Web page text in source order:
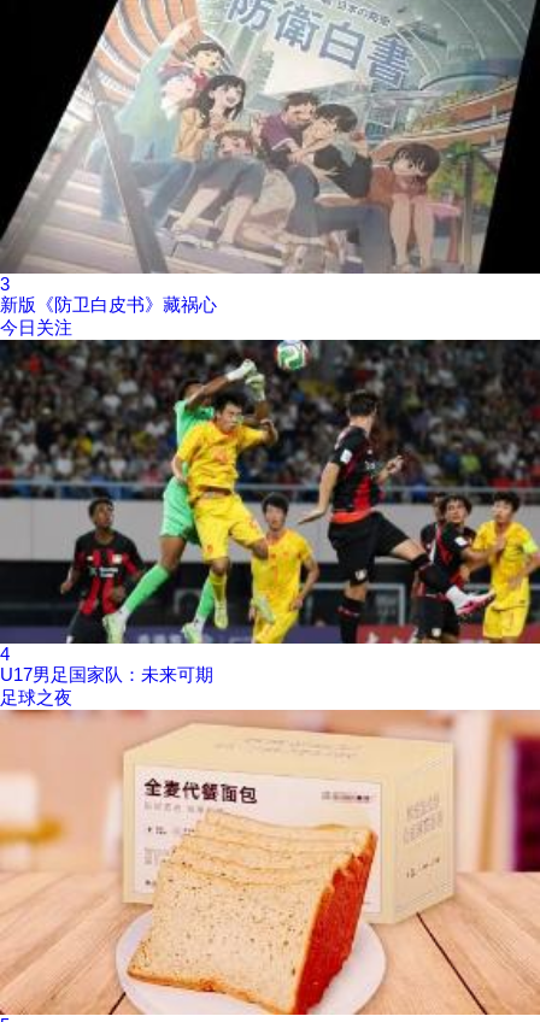
3
新版《防卫白皮书》藏祸心
今日关注
4
U17男足国家队：未来可期
足球之夜